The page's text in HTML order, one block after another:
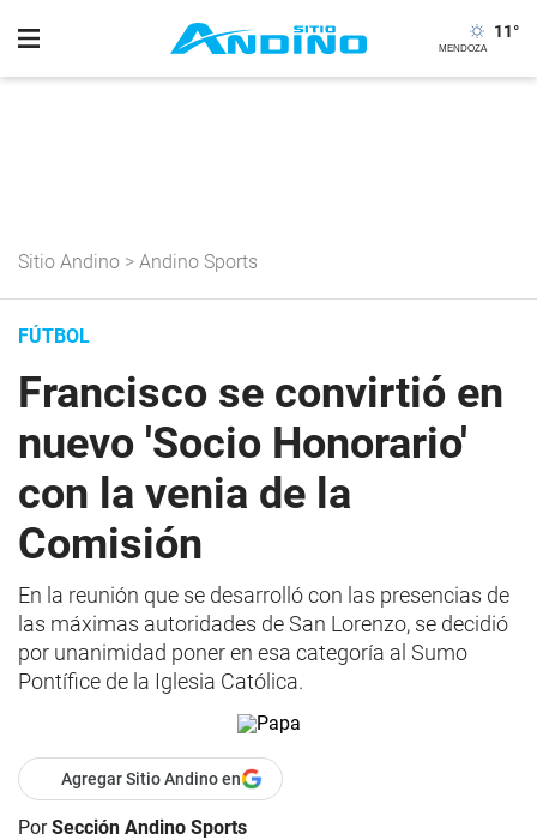
11°
Sitio Andino > Andino Sports
FÚTBOL
Francisco se convirtió en
nuevo 'Socio Honorario'
con la venia de la
Comisión
En la reunión que se desarrolló con las presencias de
las máximas autoridades de San Lorenzo, se decidió
por unanimidad poner en esa categoría al Sumo
Pontífice de la Iglesia Católica.
Agregar Sitio Andino en
PorSección Andino Sports